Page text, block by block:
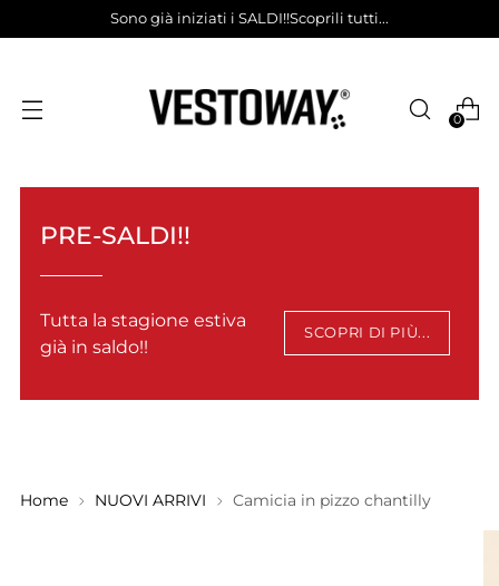
Sono già iniziati i SALDI!!Scoprili tutti...
0
PRE-SALDI!!
Tutta la stagione estiva
già in saldo!!
SCOPRI DI PIÙ...
Home NUOVI ARRIVI Camicia in pizzo chantilly